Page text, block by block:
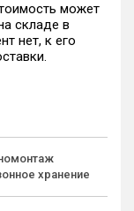
может
складе в
нет, к его
хранение